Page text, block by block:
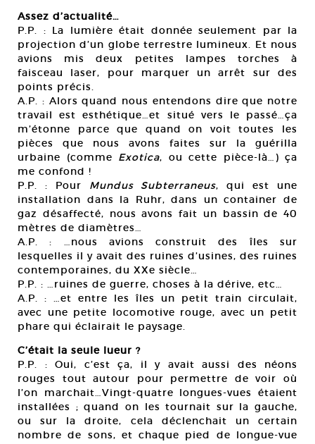
Assez d’actualité…
P.P. : La lumière était donnée seulement par la
projection d’un globe terrestre lumineux. Et nous
avions mis deux petites lampes torches à
faisceau laser, pour marquer un arrêt sur des
points précis.
A.P. : Alors quand nous entendons dire que notre
travail est esthétique…et situé vers le passé…ça
m’étonne parce que quand on voit toutes les
pièces que nous avons faites sur la guérilla
urbaine (comme Exotica, ou cette pièce-là…) ça
me confond !
P.P. : Pour Mundus Subterraneus, qui est une
installation dans la Ruhr, dans un container de
gaz désaffecté, nous avons fait un bassin de 40
mètres de diamètres…
A.P. : …nous avions construit des îles sur
lesquelles il y avait des ruines d’usines, des ruines
contemporaines, du XXe siècle…
P.P. : …ruines de guerre, choses à la dérive, etc…
A.P. : …et entre les îles un petit train circulait,
avec une petite locomotive rouge, avec un petit
phare qui éclairait le paysage.
C’était la seule lueur ?
P.P. : Oui, c’est ça, il y avait aussi des néons
rouges tout autour pour permettre de voir où
l’on marchait…Vingt-quatre longues-vues étaient
installées ; quand on les tournait sur la gauche,
ou sur la droite, cela déclenchait un certain
nombre de sons, et chaque pied de longue-vue